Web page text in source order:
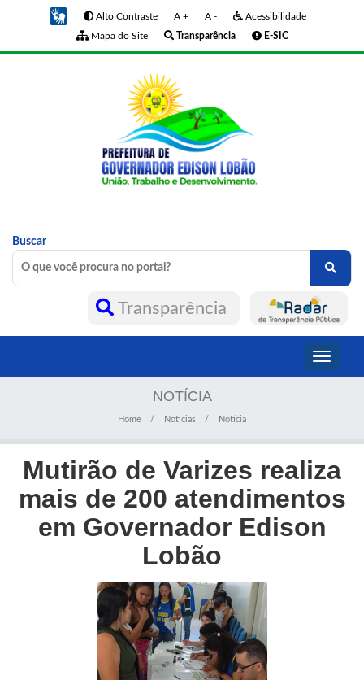
Alto Contraste A + A -
Acessibilidade
Mapa do Site
Transparência E-SIC
Buscar
Transparência
Toggle
NOTÍCIA
Home Noticias Notícia
Mutirão de Varizes realiza
mais de 200 atendimentos
em Governador Edison
Lobão